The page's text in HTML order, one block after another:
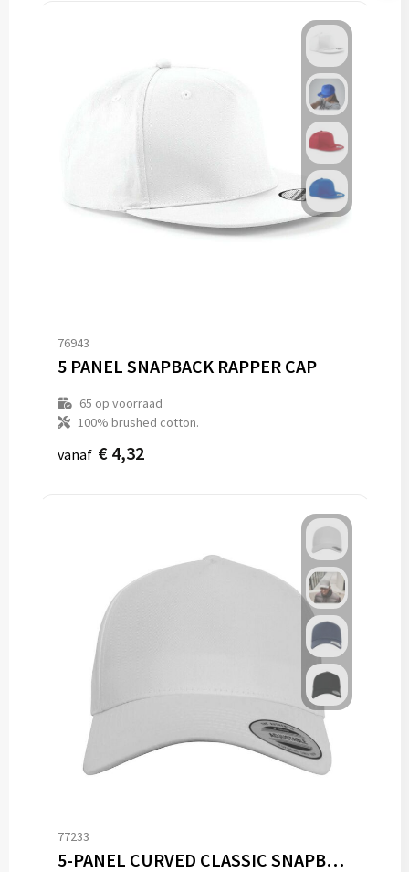
76943
5 PANEL SNAPBACK RAPPER CAP
65 op voorraad
100% brushed cotton.
vanaf € 4,32
77233
5-PANEL CURVED CLASSIC SNAPBACK